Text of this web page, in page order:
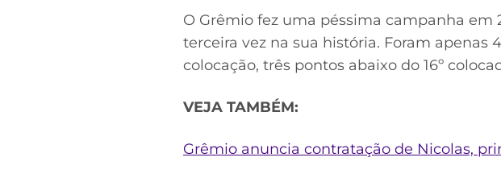
O Grêmio fez uma péssima campanha em
terceira vez na sua história. Foram apenas
colocação, três pontos abaixo do 16º
VEJA TAMBÉM:
Grêmio anuncia contratação de Nicolas,